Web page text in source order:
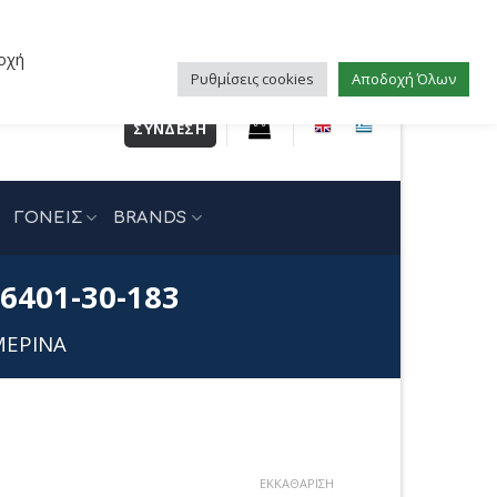
ΣΎΝΔΕΣΗ
ΓΟΝΕΙΣ BRANDS
30-183
ΕΚΚΑΘΆΡΙΣΗ
Ρυθμίσεις cookies Αποδοχή Όλων